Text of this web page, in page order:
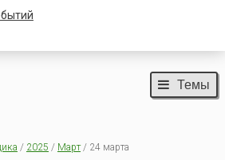
Темы
/ 2025 / Март/ 24 марта